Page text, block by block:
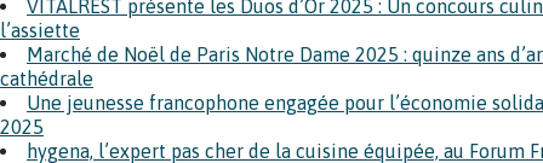
VITALREST présente les Duos d’Or 2025 : Un concours
l’assiette
Marché de Noël de Paris Notre Dame 2025 : quinze ans
cathédrale
Une jeunesse francophone engagée pour l’économie
2025
hygena, l’expert pas cher de la cuisine équipée, au Forum